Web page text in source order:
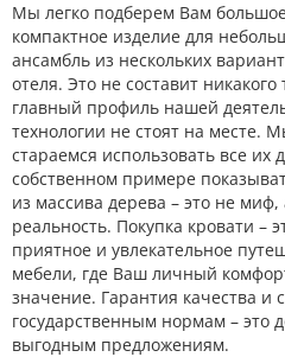
Мы легко подберем Вам
компактное изделие для
ансамбль из нескольких
отеля. Это не составит
главный профиль нашей
технологии не стоят на месте.
стараемся использовать все их
собственном примере
из массива дерева – это не
реальность. Покупка кровати –
приятное и увлекательное
мебели, где Ваш личный
значение. Гарантия качества и
государственным нормам – это
выгодным предложениям.